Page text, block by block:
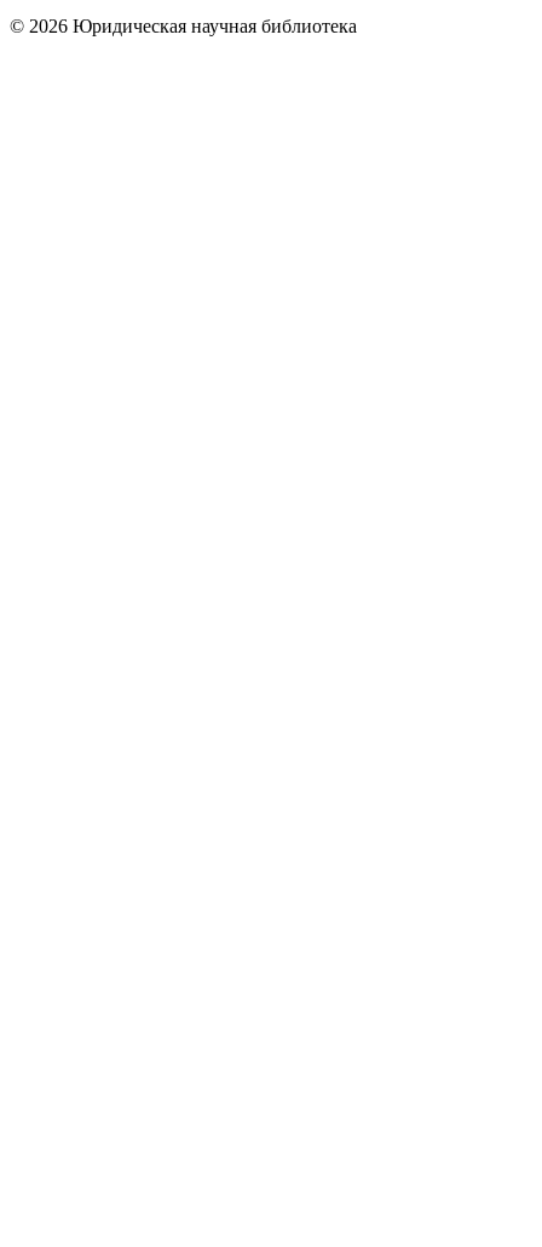
© 2026 Юридическая научная библиотека